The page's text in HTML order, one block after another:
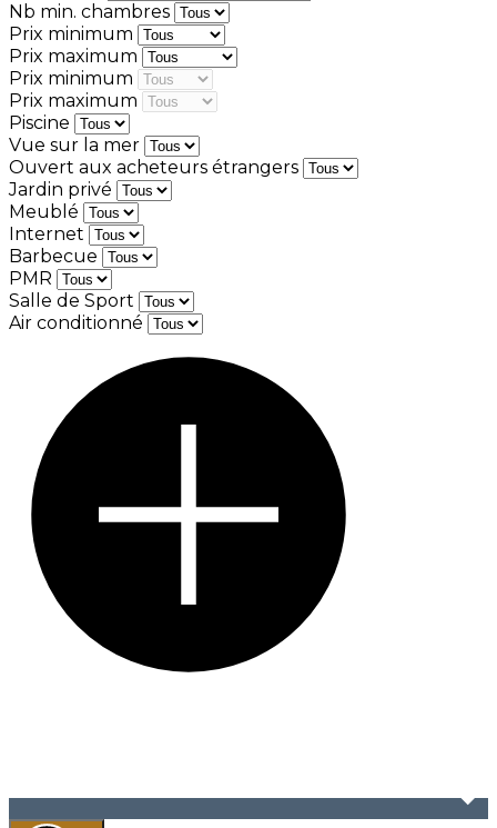
Nb min. chambres
Prix minimum
Prix maximum
Prix minimum
Prix maximum
Piscine
Vue sur la mer
Ouvert aux acheteurs étrangers
Jardin privé
Meublé
Internet
Barbecue
PMR
Salle de Sport
Air conditionné